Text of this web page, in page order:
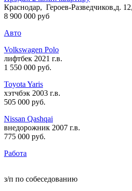
Краснодар, Героев-Разведчиков,д.
8 900 000 руб
Авто
Volkswagen Polo
лифтбек 2021 г.в.
1 550 000 руб.
Toyota Yaris
хэтчбэк 2003 г.в.
505 000 руб.
Nissan Qashqai
внедорожник 2007 г.в.
775 000 руб.
Работа
з/п по собеседованию